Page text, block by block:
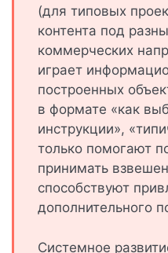
(для типовых
контента под
коммерческих
играет
построенных
в формате «как
инструкции»,
только помогают
принимать
способствуют
дополнительного
Системное